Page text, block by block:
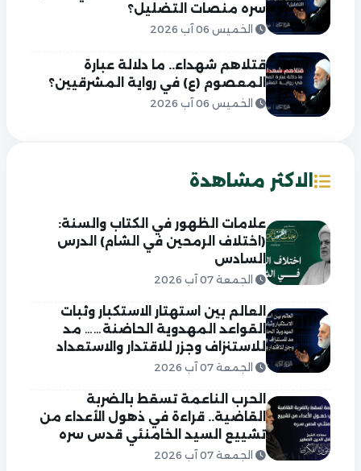
سره منصات التضليل؟
الخميس 06 آب 2026
قتلاهم شهداء.. ما دلالة عبارة
المعصوم (ع) في رواية المشرقيين؟
الخميس 06 آب 2026
الاكثر مشاهدة
علامات الظهور في الكتاب والسنة:
(اختلاف الرمحين في الشام) الدرس
السادس
الجمعة 07 آب 2026
العالم بين استهتار الاستكبار وثبات
القواعد المهدوية الحاضنة…… مد
للاستنزاف وجزر للاقتدار والاستعداد
الجمعة 07 آب 2026
الحرب الناعمة تسقط بالضربة
القاضية.. قراءة في ذهول الأعداء من
تشييع السيد الخامنئي قدس سره
الجمعة 07 آب 2026